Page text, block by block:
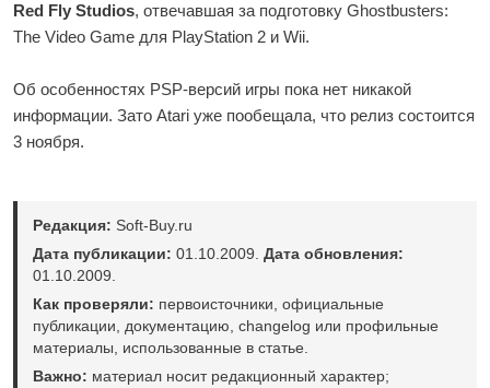
Red Fly Studios, отвечавшая за подготовку Ghostbusters:
The Video Game для PlayStation 2 и Wii.
Об особенностях PSP-версий игры пока нет никакой
информации. Зато Atari уже пообещала, что релиз состоится
3 ноября.
Редакция: Soft-Buy.ru
Дата публикации: 01.10.2009. Дата обновления:
01.10.2009.
Как проверяли: первоисточники, официальные
публикации, документацию, changelog или профильные
материалы, использованные в статье.
Важно: материал носит редакционный характер;